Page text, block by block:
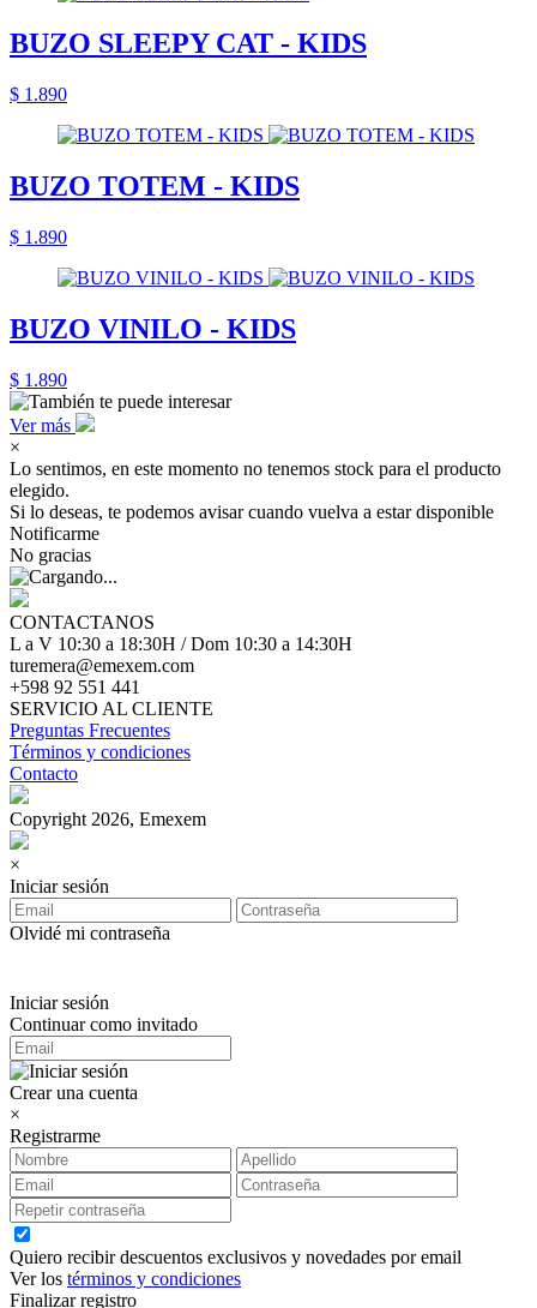
BUZO SLEEPY CAT - KIDS
$ 1.890
BUZO TOTEM - KIDS
$ 1.890
BUZO VINILO - KIDS
$ 1.890
Ver más
×
Lo sentimos, en este momento no tenemos stock para el producto
elegido.
Si lo deseas, te podemos avisar cuando vuelva a estar disponible
Notificarme
No gracias
CONTACTANOS
L a V 10:30 a 18:30H / Dom 10:30 a 14:30H
turemera@emexem.com
+598 92 551 441
SERVICIO AL CLIENTE
Preguntas Frecuentes
Términos y condiciones
Contacto
Copyright 2026, Emexem
×
Iniciar sesión
Olvidé mi contraseña
Iniciar sesión
Continuar como invitado
Crear una cuenta
×
Registrarme
Quiero recibir descuentos exclusivos y novedades por email
Ver los términos y condiciones
Finalizar registro